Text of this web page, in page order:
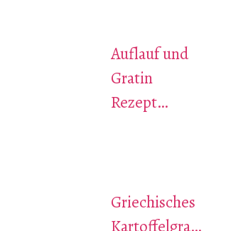
Auflauf und
Gratin
Rezept…
Griechisches